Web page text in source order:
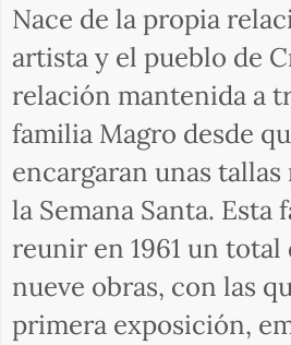
Nace de la propia
artista y el pueblo de
relación mantenida a
familia Magro desde
encargaran unas
la Semana Santa. Esta
reunir en 1961 un
nueve obras, con las
primera exposición,